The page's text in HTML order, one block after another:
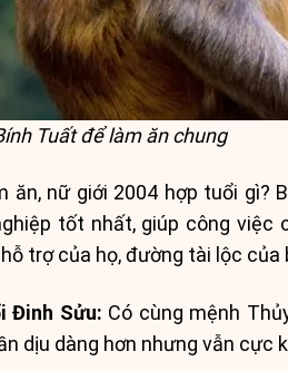
Tuất để làm ăn chung
ăn, nữ giới 2004 hợp tuổi gì?
tốt nhất, giúp công
trợ của họ, đường tài lộc của
Đinh Sửu: Có cùng mệnh
dịu dàng hơn nhưng vẫn cực